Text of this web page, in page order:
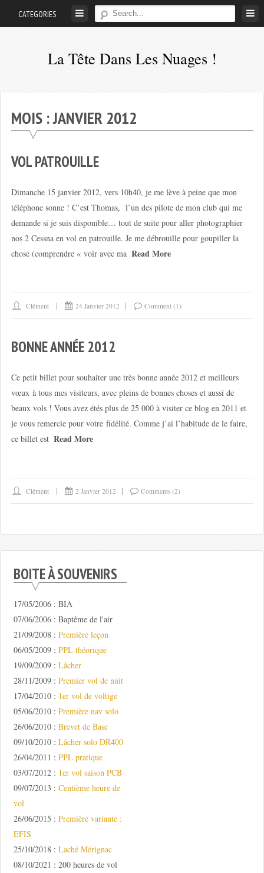
CATEGORIES
La Tête Dans Les Nuages !
petit
;-)
MOIS :JANVIER 2012
VOL PATROUILLE
Dimanche 15 janvier 2012, vers 10h40, je me lève à peine que mon
téléphone sonne ! C’est Thomas, l’un des pilote de mon club qui me
demande si je suis disponible… tout de suite pour aller photographier
nos 2 Cessna en vol en patrouille. Je me débrouille pour goupiller la
chose (comprendre « voir avec ma Read More
Clément 24 Janvier 2012 Comment (1)
BONNE ANNÉE 2012
Ce petit billet pour souhaiter une très bonne année 2012 et meilleurs
vœux à tous mes visiteurs, avec pleins de bonnes choses et aussi de
beaux vols ! Vous avez étés plus de 25 000 à visiter ce blog en 2011 et
je vous remercie pour votre fidélité. Comme j’ai l’habitude de le faire,
ce billet est Read More
Clément 2 Janvier 2012 Comments (2)
BOITE À SOUVENIRS
17/05/2006 : BIA
07/06/2006 : Baptême de l'air
21/09/2008 : Première leçon
06/05/2009 : PPL théorique
19/09/2009 : Lâcher
28/11/2009 : Premier vol de nuit
17/04/2010 : 1er vol de voltige
05/06/2010 : Première nav solo
26/06/2010 : Brevet de Base
09/10/2010 : Lâcher solo DR400
26/04/2011 : PPL pratique
03/07/2012 : 1er vol saison PCB
09/07/2013 : Centième heure de
vol
26/06/2015 : Première variante :
EFIS
25/10/2018 : Laché Mérignac
08/10/2021 : 200 heures de vol